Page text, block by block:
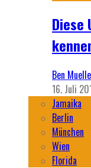
Ben
16. Juli
Jamaika
Berlin
München
Wien
Florida